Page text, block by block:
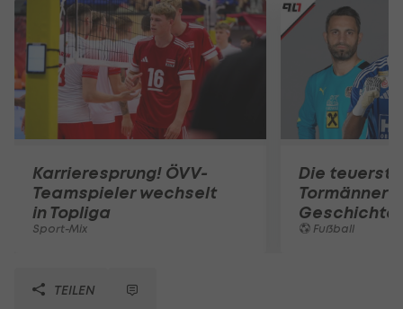
Karrieresprung! ÖVV-
Teamspieler wechselt
in Topliga
Sport-Mix
Die
Tormänner
Geschichte
Fußball
TEILEN